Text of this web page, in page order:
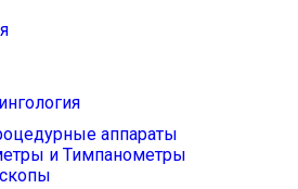
аппараты
и Тимпанометры